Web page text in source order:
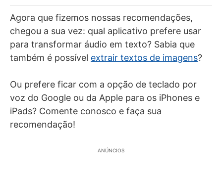
Agora que fizemos nossas recomendações,
chegou a sua vez: qual aplicativo prefere usar
para transformar áudio em texto? Sabia que
também é possível extrair textos de imagens?
Ou prefere ficar com a opção de teclado por
voz do Google ou da Apple para os iPhones e
iPads? Comente conosco e faça sua
recomendação!
ANÚNCIOS